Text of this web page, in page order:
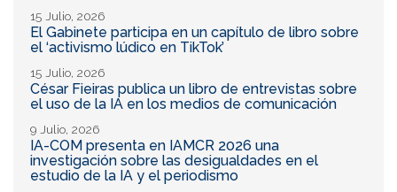
15 Julio, 2026
El Gabinete participa en un capítulo de libro sobre
el ‘activismo lúdico en TikTok’
15 Julio, 2026
César Fieiras publica un libro de entrevistas sobre
el uso de la IA en los medios de comunicación
9 Julio, 2026
IA-COM presenta en IAMCR 2026 una
investigación sobre las desigualdades en el
estudio de la IA y el periodismo